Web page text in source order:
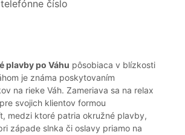
číslo
plavby po Váhu pôsobiaca v blízkosti
je známa poskytovaním
na rieke Váh. Zameriava sa na relax
svojich klientov formou
medzi ktoré patria okružné plavby,
západe slnka či oslavy priamo na